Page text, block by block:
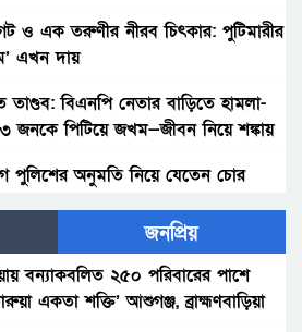
ও এক তরুণীর নীরব চিৎকার: পুটিমারীর
এখন দায়
বিএনপি নেতার বাড়িতে হামলা-
জনকে পিটিয়ে জখম—জীবন নিয়ে শঙ্কায়
পুলিশের অনুমতি নিয়ে যেতেন চোর
থানায় ঢুকে ওসিসহ পুলিশ সদস্যদের
জামায়াত নেতাকর্মীর বিরুদ্ধে মামলা :
জনপ্রিয়
বন্যাকবলিত ২৫০ পরিবারের পাশে
একতা শক্তি’ আশুগঞ্জ, ব্রাহ্মণবাড়িয়া